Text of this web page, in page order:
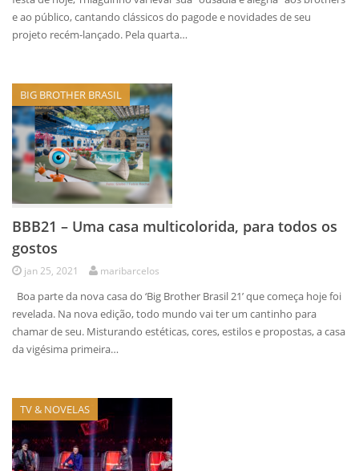
e ao público, cantando clássicos do pagode e novidades de seu
projeto recém-lançado. Pela quarta…
BIG BROTHER BRASIL
BBB21 – Uma casa multicolorida, para todos os
gostos
jan 25, 2021 maribarcelos
Boa parte da nova casa do ‘Big Brother Brasil 21’ que começa hoje foi
revelada. Na nova edição, todo mundo vai ter um cantinho para
chamar de seu. Misturando estéticas, cores, estilos e propostas, a casa
da vigésima primeira…
TV & NOVELAS